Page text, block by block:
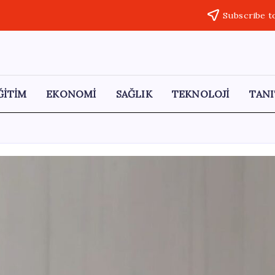
Subscribe
EKONOMİ SAĞLIK TEKNOLOJİ